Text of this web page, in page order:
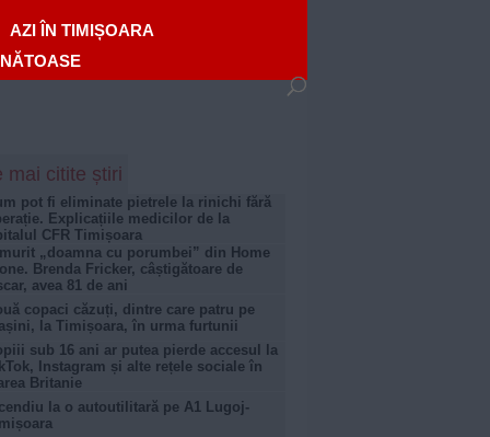
AZI ÎN TIMIȘOARA
mai citite știri
pot fi eliminate pietrele la rinichi fără
Explicațiile medicilor de la
CFR Timișoara
„doamna cu porumbei” din Home
Brenda Fricker, câștigătoare de
avea 81 de ani
copaci căzuți, dintre care patru pe
la Timișoara, în urma furtunii
sub 16 ani ar putea pierde accesul la
Instagram și alte rețele sociale în
Britanie
la o autoutilitară pe A1 Lugoj-